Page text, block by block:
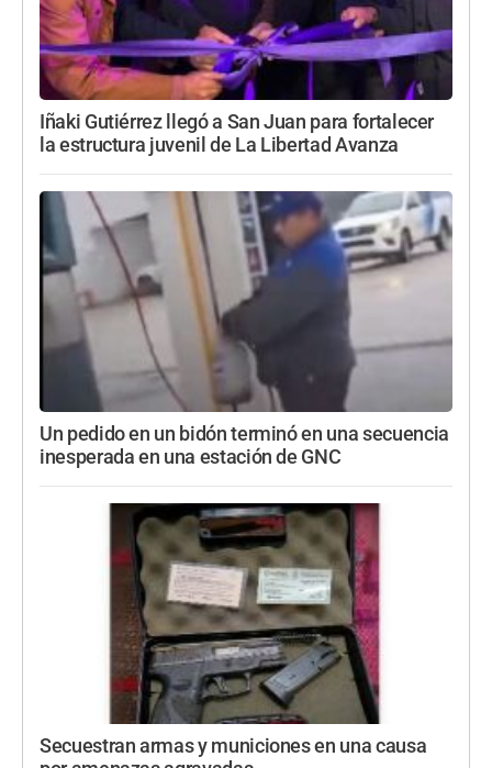
Iñaki Gutiérrez llegó a San Juan para fortalecer
la estructura juvenil de La Libertad Avanza
Un pedido en un bidón terminó en una secuencia
inesperada en una estación de GNC
Secuestran armas y municiones en una causa